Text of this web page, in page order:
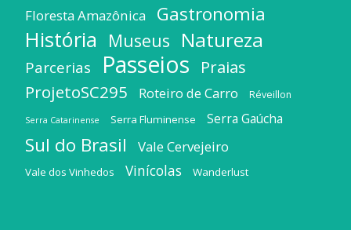
Floresta Amazônica Gastronomia
História Museus Natureza
Parcerias Passeios
Praias
ProjetoSC295
Roteiro de Carro Réveillon
Serra Catarinense Serra Fluminense Serra Gaúcha
Sul do Brasil Vale Cervejeiro
Vale dos Vinhedos Vinícolas Wanderlust